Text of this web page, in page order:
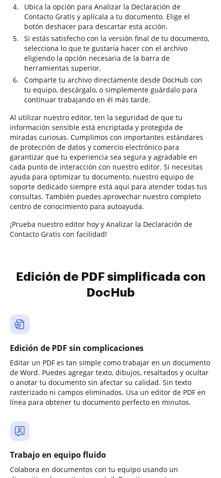
Ubica la opción para Analizar la Declaración de
Contacto Gratis y aplícala a tu documento. Elige el
botón deshacer para descartar esta acción.
Si estás satisfecho con la versión final de tu documento,
selecciona lo que te gustaría hacer con el archivo
eligiendo la opción necesaria de la barra de
herramientas superior.
Comparte tu archivo directamente desde DocHub con
tu equipo, descárgalo, o simplemente guárdalo para
continuar trabajando en él más tarde.
Al utilizar nuestro editor, ten la seguridad de que tu
información sensible está encriptada y protegida de
miradas curiosas. Cumplimos con importantes estándares
de protección de datos y comercio electrónico para
garantizar que tu experiencia sea segura y agradable en
cada punto de interacción con nuestro editor. Si necesitas
ayuda para optimizar tu documento, nuestro equipo de
soporte dedicado siempre está aquí para atender todas tus
consultas. También puedes aprovechar nuestro completo
centro de conocimiento para autoayuda.
¡Prueba nuestro editor hoy y Analizar la Declaración de
Contacto Gratis con facilidad!
Edición de PDF simplificada con
DocHub
Edición de PDF sin complicaciones
Editar un PDF es tan simple como trabajar en un documento
de Word. Puedes agregar texto, dibujos, resaltados y ocultar
o anotar tu documento sin afectar su calidad. Sin texto
rasterizado ni campos eliminados. Usa un editor de PDF en
línea para obtener tu documento perfecto en minutos.
Trabajo en equipo fluido
Colabora en documentos con tu equipo usando un